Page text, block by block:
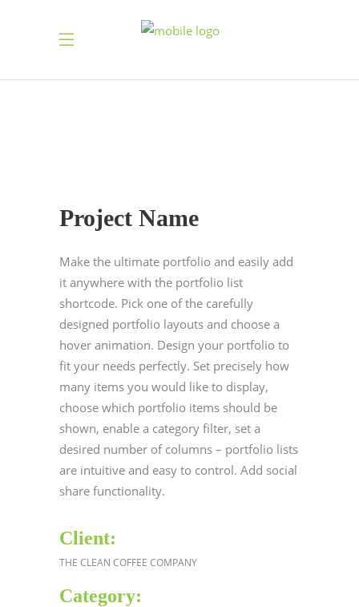
Project Name
Make the ultimate portfolio and easily add
it anywhere with the portfolio list
shortcode. Pick one of the carefully
designed portfolio layouts and choose a
hover animation. Design your portfolio to
fit your needs perfectly. Set precisely how
many items you would like to display,
choose which portfolio items should be
shown, enable a category filter, set a
desired number of columns – portfolio lists
are intuitive and easy to control. Add social
share functionality.
Client:
THE CLEAN COFFEE COMPANY
Category: